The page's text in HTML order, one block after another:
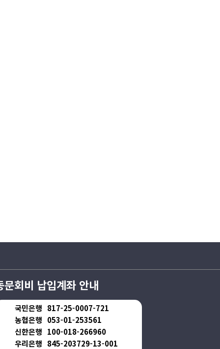
문회비 납입계좌 안내
국민은행 817-25-0007-721
농협은행 053-01-253561
신한은행 100-018-266960
우리은행 845-203729-13-001